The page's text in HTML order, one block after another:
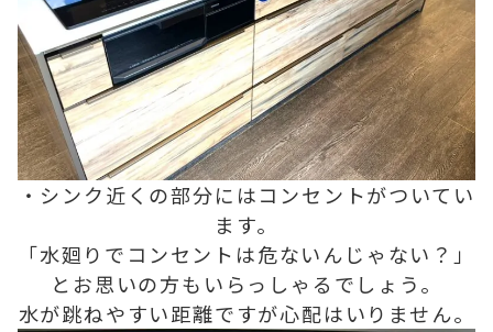
・シンク近くの部分にはコンセントがついてい
ます。
「水廻りでコンセントは危ないんじゃない？」
とお思いの方もいらっしゃるでしょう。
水が跳ねやすい距離ですが心配はいりません。